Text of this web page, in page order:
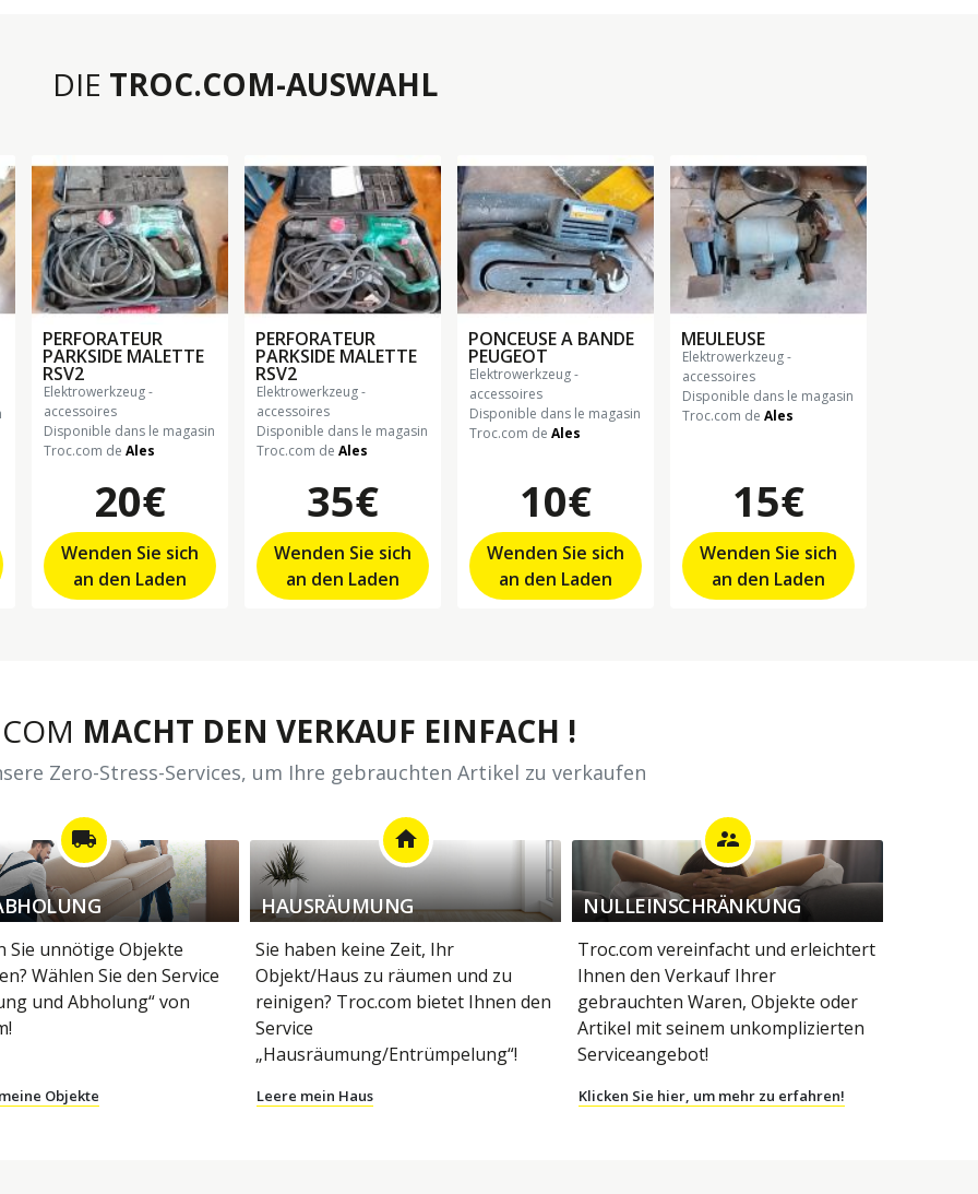
DIE TROC.COM-AUSWAHL
PERFORATEUR
PARKSIDE MALETTE
RSV2
elektrowerkzeug -
accessoires
Disponible dans le magasin
Troc.com de Ales
20€
Wenden Sie sich
an den Laden
PERFORATEUR
PARKSIDE MALETTE
RSV2
elektrowerkzeug -
accessoires
Disponible dans le magasin
Troc.com de Ales
35€
Wenden Sie sich
an den Laden
PONCEUSE A BANDE
PEUGEOT
elektrowerkzeug -
accessoires
Disponible dans le magasin
Troc.com de Ales
10€
Wenden Sie sich
an den Laden
MEULEUSE
elektrowerkzeug -
accessoires
Disponible dans le magasin
Troc.com de Ales
15€
Wenden Sie sich
an den Laden
MACHT DEN VERKAUF EINFACH !
Zero-Stress-Services, um Ihre gebrauchten Artikel zu verkaufen
local_shipping
Sie unnötige Objekte
Wählen Sie den Service
und Abholung“ von
Objekte
home
HAUSRÄUMUNG
Sie haben keine Zeit, Ihr
Objekt/Haus zu räumen und zu
reinigen? Troc.com bietet Ihnen den
Service
„Hausräumung/Entrümpelung“!
Leere mein Haus
supervisor_account
NULLEINSCHRÄNKUNG
Troc.com vereinfacht und erleichtert
Ihnen den Verkauf Ihrer
gebrauchten Waren, Objekte oder
Artikel mit seinem unkomplizierten
Serviceangebot!
Klicken Sie hier, um mehr zu erfahren!